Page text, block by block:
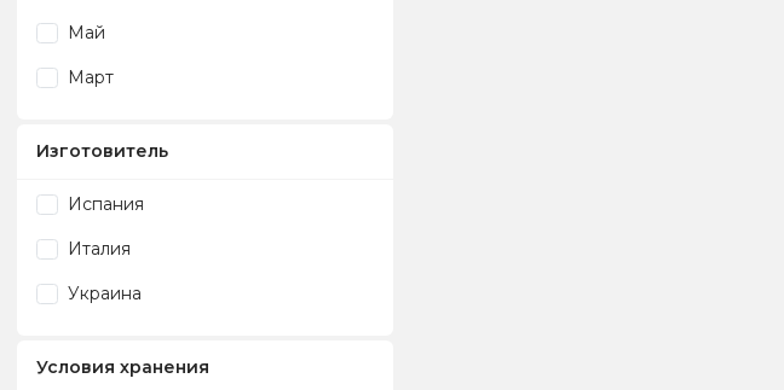
Май
Март
Изготовитель
Испания
Италия
Украина
Условия хранения